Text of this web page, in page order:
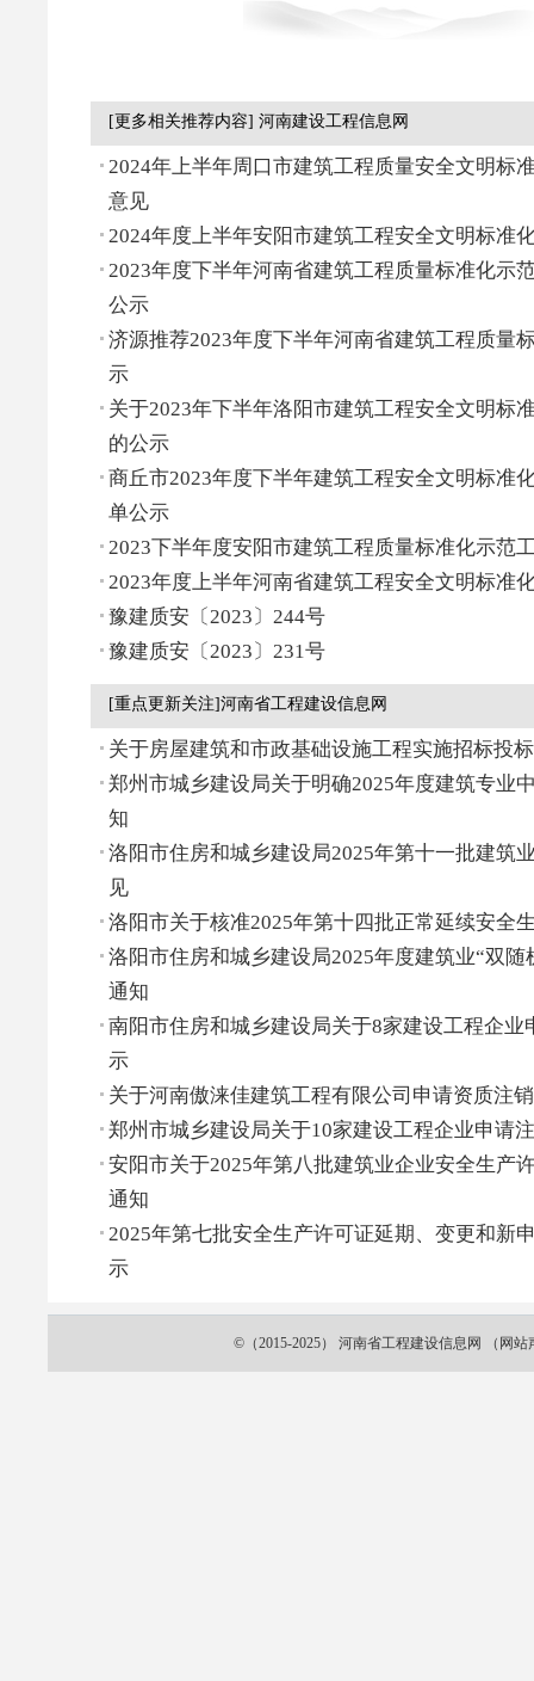
[更多相关推荐内容] 河南建设工程信息网
2024年上半年周口市建筑工程质量安全文明标
意见
2024年度上半年安阳市建筑工程安全文明标准
2023年度下半年河南省建筑工程质量标准化示
公示
济源推荐2023年度下半年河南省建筑工程质量
示
关于2023年下半年洛阳市建筑工程安全文明标
的公示
商丘市2023年度下半年建筑工程安全文明标准
单公示
2023下半年度安阳市建筑工程质量标准化示范
2023年度上半年河南省建筑工程安全文明标准
豫建质安〔2023〕244号
豫建质安〔2023〕231号
[重点更新关注]河南省工程建设信息网
关于房屋建筑和市政基础设施工程实施招标投
郑州市城乡建设局关于明确2025年度建筑专业
知
洛阳市住房和城乡建设局2025年第十一批建筑
见
洛阳市关于核准2025年第十四批正常延续安全
洛阳市住房和城乡建设局2025年度建筑业“双随
通知
南阳市住房和城乡建设局关于8家建设工程企业
示
关于河南傲涞佳建筑工程有限公司申请资质注
郑州市城乡建设局关于10家建设工程企业申请
安阳市关于2025年第八批建筑业企业安全生产
通知
2025年第七批安全生产许可证延期、变更和新
示
©（2015-2025） 河南省工程建设信息网 （ 网站